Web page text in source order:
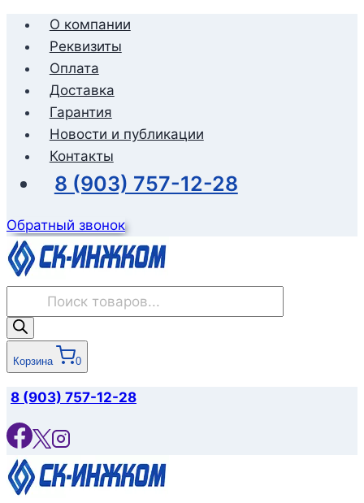
Перейти
содержимому
О компании
Реквизиты
Оплата
Доставка
Гарантия
Новости и публикации
Контакты
8 (903) 757-12-28
Обратный звонок
товаров
Корзина 0
8 (903) 757-12-28